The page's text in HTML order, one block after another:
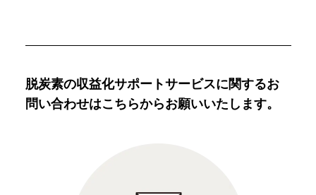
脱炭素の収益化サポートサービスに関するお
問い合わせはこちらからお願いいたします。